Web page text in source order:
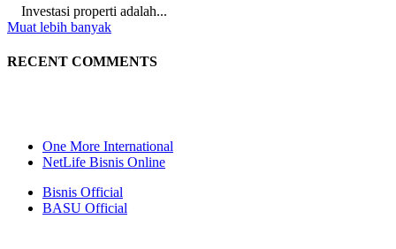
Investasi properti adalah...
Muat lebih banyak
RECENT COMMENTS
One More International
NetLife Bisnis Online
Bisnis Official
BASU Official